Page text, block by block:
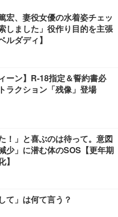
宏、妻役女優の水着姿チェッ
しました」役作り目的を主張
ルダディ】
ーン】R-18指定＆誓約書必
ラクション「残像」登場
！」と喜ぶのは待って。意図
少」に潜む体のSOS【更年期
】
て」は何て言う？